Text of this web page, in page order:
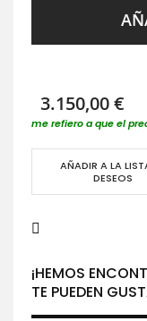
3.150,00 €
me refiero a que el
AÑADIR A LA
DESEOS
¡HEMOS
TE PUEDEN